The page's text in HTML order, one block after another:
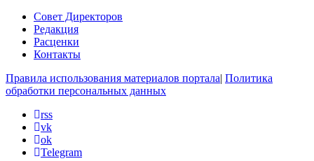
Совет Директоров
Редакция
Расценки
Контакты
Правила использования материалов портала| Политика
обработки персональных данных
rss
vk
ok
Telegram